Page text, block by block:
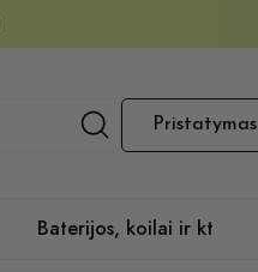
Pristatymas
Baterijos, koilai ir kt